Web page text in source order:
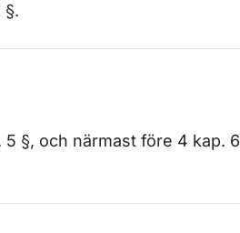
§.
§, och närmast före 4 kap. 6